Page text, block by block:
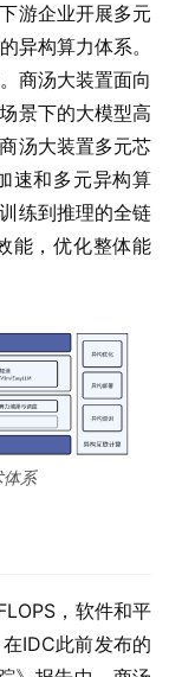
游企业开展多元
异构算力体系。
商汤大装置面向
景下的大模型高
汤大装置多元芯
速和多元异构算
练到推理的全链
能，优化整体能
体系
，软件和平
IDC此前发布的